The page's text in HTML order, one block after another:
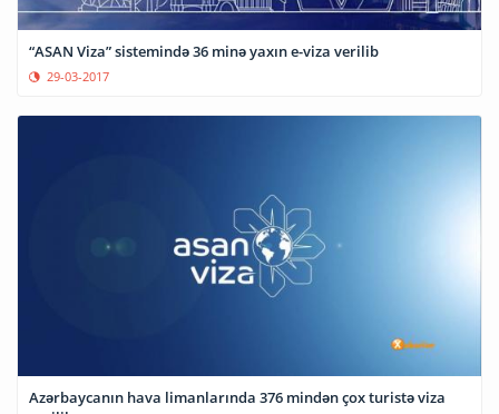
“ASAN Viza” sistemində 36 minə yaxın e-viza verilib
29-03-2017
Azərbaycanın hava limanlarında 376 mindən çox turistə viza